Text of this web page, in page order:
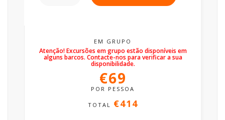
EM GRUPO
Atenção! Excursões em grupo estão disponíveis em
alguns barcos. Contacte-nos para verificar a sua
disponibilidade.
€69
POR PESSOA
TOTAL €414